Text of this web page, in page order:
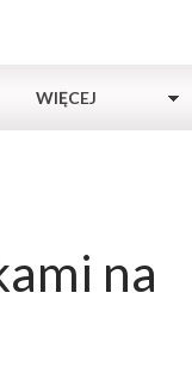
WIĘCEJ
na